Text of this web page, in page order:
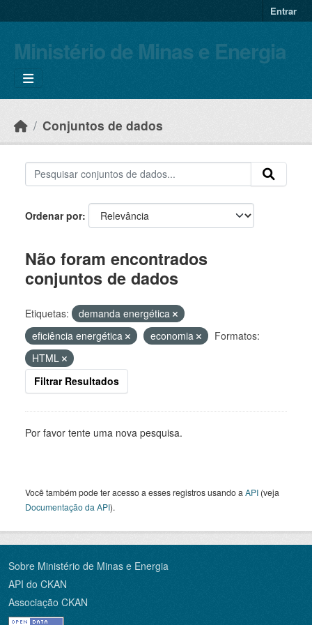
Entrar
Ministério de Minas e Energia
Conjuntos de dados
Ordenar por
Não foram encontrados
conjuntos de dados
Etiquetas:
demanda energética
eficiência energética
economia
Formatos:
HTML
Filtrar Resultados
Por favor tente uma nova pesquisa.
Você também pode ter acesso a esses registros usando a API (veja
Documentação da API).
Sobre Ministério de Minas e Energia
API do CKAN
Associação CKAN